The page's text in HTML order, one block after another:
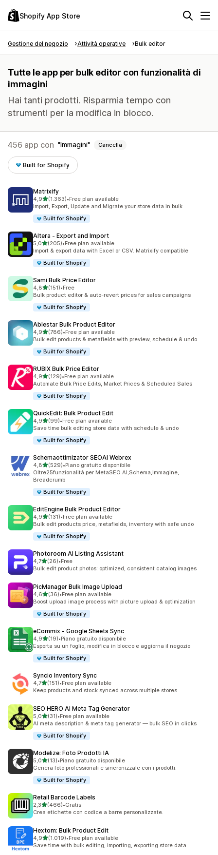
Shopify App Store
Gestione del negozio Attività operative Bulk editor
Tutte le app per bulk editor con funzionalità di
immagini
Hai tanti prodotti. Risparmia tempo con
strumenti per la modifica in blocco.
456 app con Immagini Cancella
Built for Shopify
Matrixify
4,9stelle su 5
(1.363)
1363 recensioni totali
•Free plan available
Import, Export, Update and Migrate your store data in bulk
Built for Shopify
Altera ‑ Export and Import
5,0stelle su 5
(205)
205 recensioni totali
•Free plan available
Import & export data with Excel or CSV. Matrixify compatible
Built for Shopify
Sami Bulk Price Editor
4,8stelle su 5
(151)
151 recensioni totali
•Free
Bulk product editor & auto-revert prices for sales campaigns
Built for Shopify
Ablestar Bulk Product Editor
4,9stelle su 5
(786)
786 recensioni totali
•Free plan available
Bulk edit products & metafields with preview, schedule & undo
Built for Shopify
RUBIX Bulk Price Editor
4,9stelle su 5
(129)
129 recensioni totali
•Free plan available
Automate Bulk Price Edits, Market Prices & Scheduled Sales
Built for Shopify
QuickEdit: Bulk Product Edit
4,9stelle su 5
(99)
99 recensioni totali
•Free plan available
Save time bulk editing store data with schedule & undo
Built for Shopify
Schemaottimizator SEOAI Webrex
4,8stelle su 5
(529)
529 recensioni totali
•Piano gratuito disponibile
Oltre25funzionalità per MetaSEO AI,Schema,Immagine,
Breadcrumb
Built for Shopify
EditEngine Bulk Product Editor
4,9stelle su 5
(131)
131 recensioni totali
•Free plan available
Bulk edit products price, metafields, inventory with safe undo
Built for Shopify
Photoroom AI Listing Assistant
4,7stelle su 5
(26)
26 recensioni totali
•Free
Bulk edit product photos: optimized, consistent catalog images
PicManager Bulk Image Upload
4,6stelle su 5
(36)
36 recensioni totali
•Free plan available
Boost upload image process with picture upload & optimization
Built for Shopify
eCommix ‑ Google Sheets Sync
4,9stelle su 5
(19)
19 recensioni totali
•Piano gratuito disponibile
Esporta su un foglio, modifica in blocco e aggiorna il negozio
Built for Shopify
Syncio Inventory Sync
4,7stelle su 5
(151)
151 recensioni totali
•Free plan available
Keep products and stock synced across multiple stores
SEO HERO AI Meta Tag Generator
5,0stelle su 5
(31)
31 recensioni totali
•Free plan available
AI meta description & meta tag generator — bulk SEO in clicks
Built for Shopify
Modelize: Foto Prodotti IA
5,0stelle su 5
(13)
13 recensioni totali
•Piano gratuito disponibile
Genera foto professionali e sincronizzale con i prodotti.
Built for Shopify
Retail Barcode Labels
2,3stelle su 5
(466)
466 recensioni totali
•Gratis
Crea etichette con codice a barre personalizzate.
Hextom: Bulk Product Edit
4,9stelle su 5
(1.019)
1019 recensioni totali
•Free plan available
Save time with bulk editing, importing, exporting store data